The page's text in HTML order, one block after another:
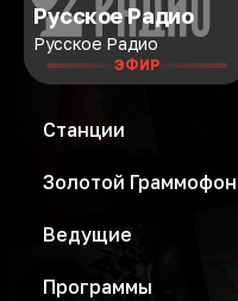
Русское Радио
Русское Радио
ЭФИР
Станции
Золотой Граммофон
Ведущие
Программы